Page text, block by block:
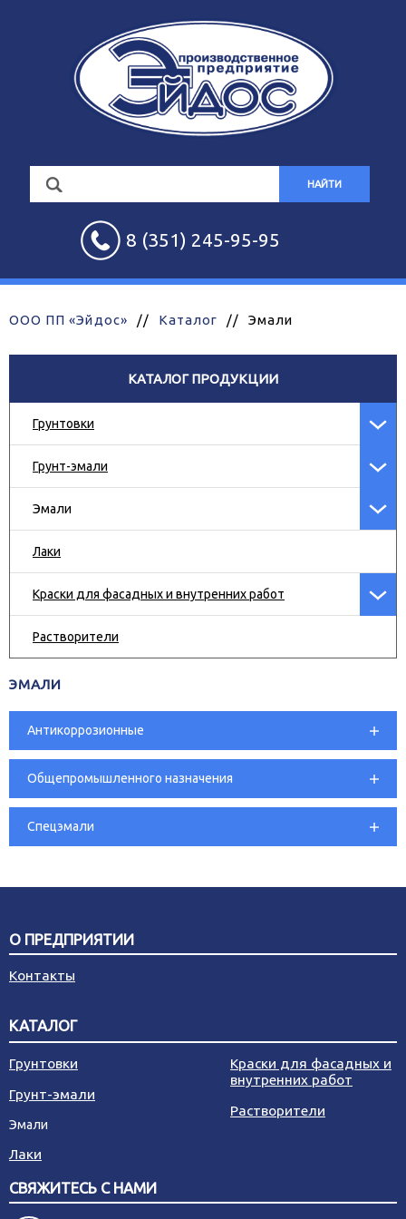
НАЙТИ
8 (351) 245-95-95
ООО ПП «Эйдос» // Каталог // Эмали
КАТАЛОГ ПРОДУКЦИИ
Грунтовки
Грунт-эмали
Эмали
Лаки
Краски для фасадных и внутренних работ
Растворители
ЭМАЛИ
Антикоррозионные
Общепромышленного назначения
Спецэмали
О ПРЕДПРИЯТИИ
Контакты
КАТАЛОГ
Грунтовки
Грунт-эмали
Эмали
Лаки
Краски для фасадных и
внутренних работ
Растворители
СВЯЖИТЕСЬ С НАМИ